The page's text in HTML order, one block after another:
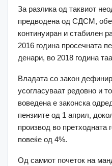
За разлика од таквиот
предводена од СДСМ,
континуиран и стабилен
2016 година просечната
денари, во 2018 година
Владата со закон
усогласуваат редовно и
воведена е законска
пензиите од 1 април,
производ во претходната
повеќе од 4%.
Од самиот почеток на